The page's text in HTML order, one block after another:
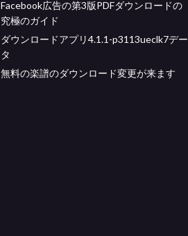
Facebook広告の第3版PDFダウンロードの
究極のガイド
ダウンロードアプリ4.1.1-p3113ueclk7デー
タ
無料の楽譜のダウンロード変更が来ます